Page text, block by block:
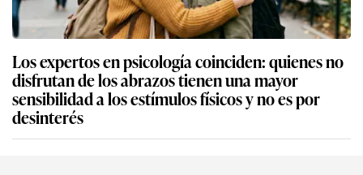
Los expertos en psicología coinciden: quienes no
disfrutan de los abrazos tienen una mayor
sensibilidad a los estímulos físicos y no es por
desinterés